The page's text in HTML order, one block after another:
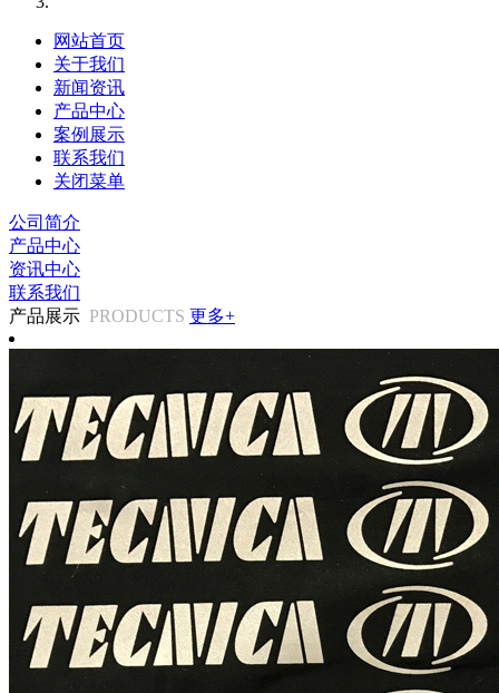
网站首页
关于我们
新闻资讯
产品中心
案例展示
联系我们
关闭菜单
公司简介
产品中心
资讯中心
联系我们
产品展示 PRODUCTS 更多+